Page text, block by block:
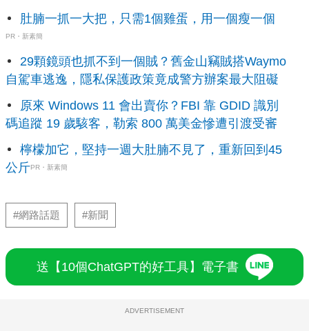
肚腩一抓一大把，只需1個雞蛋，用一個瘦一個
PR・新素簡
29顆鏡頭也抓不到一個賊？舊金山竊賊搭Waymo
自駕車逃逸，隱私保護政策竟成警方辦案最大阻礙
原來 Windows 11 會出賣你？FBI 靠 GDID 識別
碼追蹤 19 歲駭客，勒索 800 萬美金慘遭引渡受審
檸檬加它，堅持一週大肚腩不見了，重新回到45
公斤PR・新素簡
#網路話題 #新聞
送【10個ChatGPT的好工具】電子書
ADVERTISEMENT